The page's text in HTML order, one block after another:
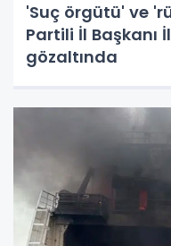
'Suç örgütü' ve
Partili İl Başkanı
gözaltında